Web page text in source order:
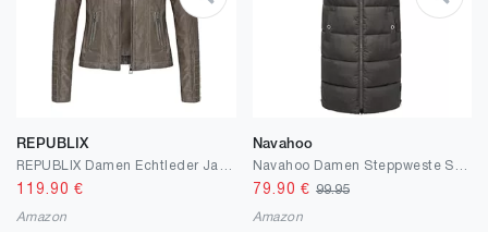
REPUBLIX
119.90 €
Amazon
Navahoo
79.90 € 99.95
Amazon